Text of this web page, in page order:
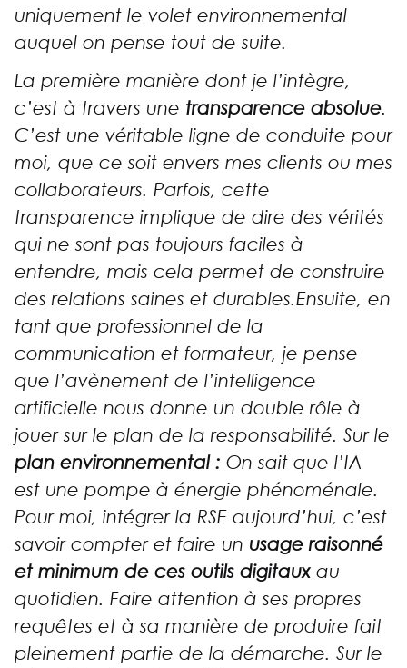
uniquement le volet environnemental
auquel on pense tout de suite.
La première manière dont je l’intègre,
c’est à travers une transparence absolue.
C’est une véritable ligne de conduite pour
moi, que ce soit envers mes clients ou mes
collaborateurs. Parfois, cette
transparence implique de dire des vérités
qui ne sont pas toujours faciles à
entendre, mais cela permet de construire
des relations saines et durables.Ensuite, en
tant que professionnel de la
communication et formateur, je pense
que l’avènement de l’intelligence
artificielle nous donne un double rôle à
jouer sur le plan de la responsabilité. Sur le
plan environnemental : On sait que l’IA
est une pompe à énergie phénoménale.
Pour moi, intégrer la RSE aujourd’hui, c’est
savoir compter et faire un usage raisonné
et minimum de ces outils digitaux au
quotidien. Faire attention à ses propres
requêtes et à sa manière de produire fait
pleinement partie de la démarche. Sur le